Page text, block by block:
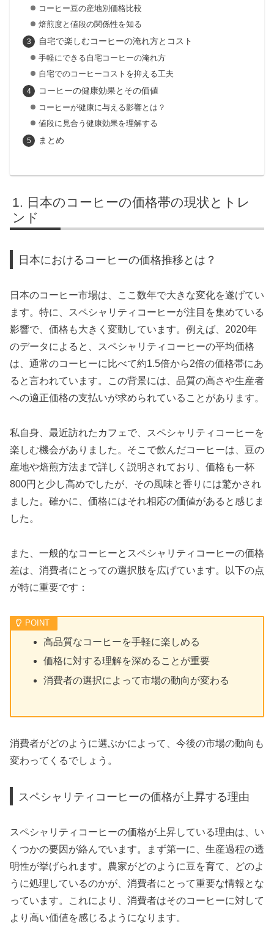
コーヒー豆の産地別価格比較
焙煎度と値段の関係性を知る
自宅で楽しむコーヒーの淹れ方とコスト
手軽にできる自宅コーヒーの淹れ方
自宅でのコーヒーコストを抑える工夫
コーヒーの健康効果とその価値
コーヒーが健康に与える影響とは？
値段に見合う健康効果を理解する
まとめ
日本のコーヒーの価格帯の現状とトレ
ンド
日本におけるコーヒーの価格推移とは？
日本のコーヒー市場は、ここ数年で大きな変化を遂げてい
ます。特に、スペシャリティコーヒーが注目を集めている
影響で、価格も大きく変動しています。例えば、2020年
のデータによると、スペシャリティコーヒーの平均価格
は、通常のコーヒーに比べて約1.5倍から2倍の価格帯にあ
ると言われています。この背景には、品質の高さや生産者
への適正価格の支払いが求められていることがあります。
私自身、最近訪れたカフェで、スペシャリティコーヒーを
楽しむ機会がありました。そこで飲んだコーヒーは、豆の
産地や焙煎方法まで詳しく説明されており、価格も一杯
800円と少し高めでしたが、その風味と香りには驚かされ
ました。確かに、価格にはそれ相応の価値があると感じま
した。
また、一般的なコーヒーとスペシャリティコーヒーの価格
差は、消費者にとっての選択肢を広げています。以下の点
が特に重要です：
高品質なコーヒーを手軽に楽しめる
価格に対する理解を深めることが重要
消費者の選択によって市場の動向が変わる
消費者がどのように選ぶかによって、今後の市場の動向も
変わってくるでしょう。
スペシャリティコーヒーの価格が上昇する理由
スペシャリティコーヒーの価格が上昇している理由は、い
くつかの要因が絡んでいます。まず第一に、生産過程の透
明性が挙げられます。農家がどのように豆を育て、どのよ
うに処理しているのかが、消費者にとって重要な情報とな
っています。これにより、消費者はそのコーヒーに対して
より高い価値を感じるようになります。